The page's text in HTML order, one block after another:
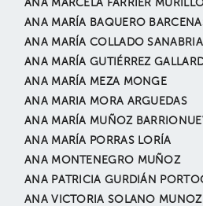
ANA MARCELA FARRIER
ANA MARÍA BAQUERO
ANA MARÍA COLLADO SANABRIA
ANA MARÍA GUTIÉRREZ
ANA MARÍA MEZA MONGE
ANA MARIA MORA ARGUEDAS
ANA MARÍA MUÑOZ
ANA MARÍA PORRAS LORÍA
ANA MONTENEGRO MUÑOZ
ANA PATRICIA GURDIÁN
ANA VICTORIA SOLANO MUNOZ